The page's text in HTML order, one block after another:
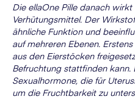
Die ellaOne Pille danach
Verhütungsmittel. Der
ähnliche Funktion und
auf mehreren Ebenen.
aus den Eierstöcken
Befruchtung stattfinden
Sexualhormone, die für
um die Fruchtbarkeit zu